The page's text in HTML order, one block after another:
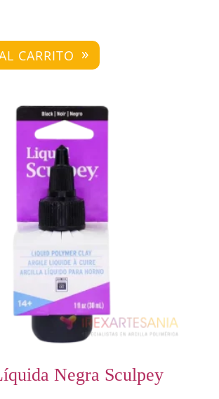
CARRITO
Negra Sculpey